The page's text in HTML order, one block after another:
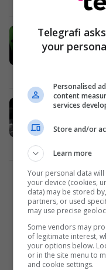
Telegrafi
your
Personalised
content
services
Store and/or
Learn more
Your personal data
your device (cookies,
data) may be stored
partners, or used
may use precise
Some vendors may
of legitimate interest,
your options below.
or in the site menu to
and cookie settings.